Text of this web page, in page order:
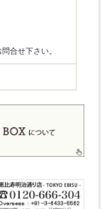
合せ下さい。